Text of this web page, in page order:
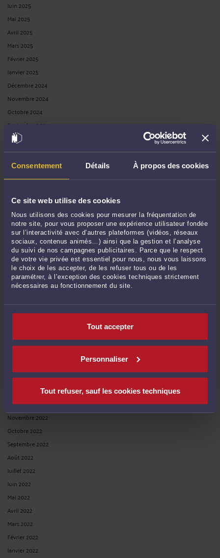
Consentement Détails À propos des cookies
Ce site web utilise des cookies
Nous utilisons des cookies pour mesurer la fréquentation de
notre site, pour vous proposer une expérience utilisateur fondée
sur l’interactivité avec d’autres plateformes (vidéos, réseaux
sociaux, contenus animés…) ainsi que la gestion et l’analyse
du suivi de nos campagnes publicitaires. Parce que le respect
de votre vie privée est essentiel pour nous, nous vous laissons
le choix de les accepter, de les refuser tous ou de les
paramétrer, à l’exception des cookies techniques strictement
nécessaires au fonctionnement du site.
Tout accepter
Personnaliser
Tout refuser, sauf les cookies techniques
Juin 2025
Mai 2025
Avril 2025
Mars 2025
Février 2025
Janvier 2025
Décembre 2024
Novembre 2024
Octobre 2024
Septembre 2024
Août 2024
Juillet 2024
Juin 2024
Mai 2024
Mars 2024
Février 2024
Janvier 2024
Décembre 2023
Novembre 2023
Octobre 2023
Septembre 2023
Juillet 2023
Mai 2023
Février 2023
Décembre 2022
Novembre 2022
Octobre 2022
Septembre 2022
Août 2022
Juillet 2022
Juin 2022
Mai 2022
Avril 2022
Mars 2022
Février 2022
Janvier 2022